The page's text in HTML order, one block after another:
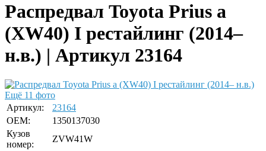
Распредвал Toyota Prius a
(XW40) I рестайлинг (2014–
н.в.) | Артикул 23164
Ещё 11 фото
Артикул:
23164
OEM:
1350137030
Кузов
номер:
ZVW41W